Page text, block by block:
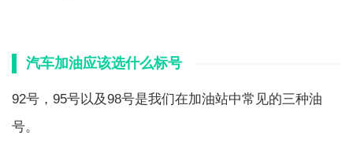
汽车加油应该选什么标号
92号，95号以及98号是我们在加油站中常见的三种油
号。